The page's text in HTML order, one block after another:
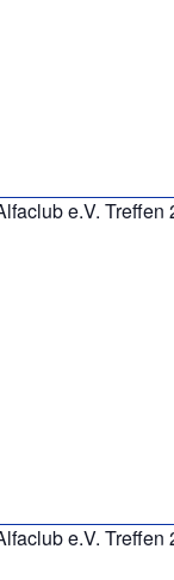
e.V. Treffen
e.V. Treffen